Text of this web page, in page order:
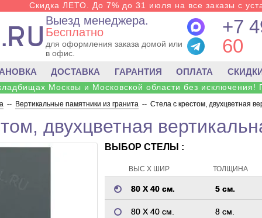
Скидка ЛЕТО. До 7% до 31 июля на все заказы с
Выезд менеджера.
Бесплатно
для оформления заказа домой или
в офис.
+7
60
ДОСТАВКА ГАРАНТИЯ ОПЛАТА
Москвы и Московской области без исключения!
-- Вертикальные памятники из гранита -- Стела с крестом, двухцветная
двухцветная
ВЫБОР СТЕЛЫ :
ВЫС Х ШИР ТОЛЩИНА
80 Х 40 см. 5 см.
80 Х 40 см. 8 см.